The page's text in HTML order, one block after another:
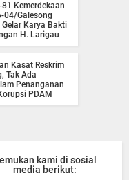
Kemerdekaan
04/Galesong
Karya Bakti
H. Larigau
Kasat Reskrim
Tak Ada
Penanganan
PDAM
kami di sosial
media berikut: